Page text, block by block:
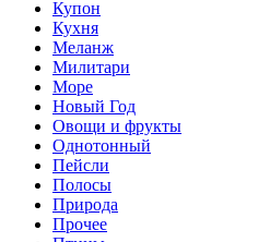
Купон
Кухня
Меланж
Милитари
Море
Новый Год
Овощи и фрукты
Однотонный
Пейсли
Полосы
Природа
Прочее